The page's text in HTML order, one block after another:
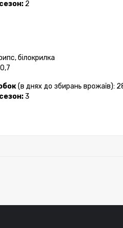
сезон: 2
білокрилка
0,7
ок(в днях до збирань врожаїв):
сезон: 3